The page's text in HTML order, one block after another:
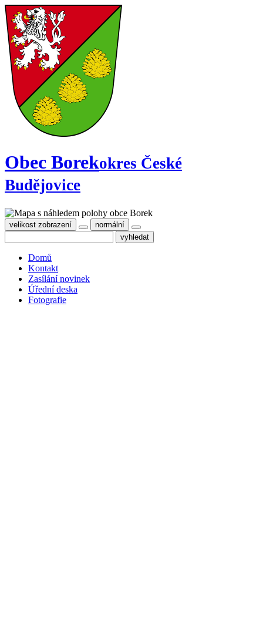
Obec Borekokres České
Budějovice
velikost zobrazení normální
Domů
Kontakt
Zasílání novinek
Úřední deska
Fotografie